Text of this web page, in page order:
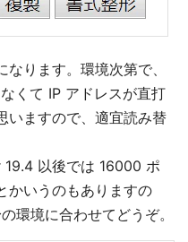
ります。環境次第で、
くて IP アドレスが直打
いますので、適宜読み替
以後では 16000 ポ
かいうのもありますの
環境に合わせてどうぞ。